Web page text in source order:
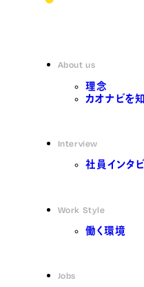
About us
理念
カオナビを
Interview
社員インタ
Work Style
働く環境
Jobs